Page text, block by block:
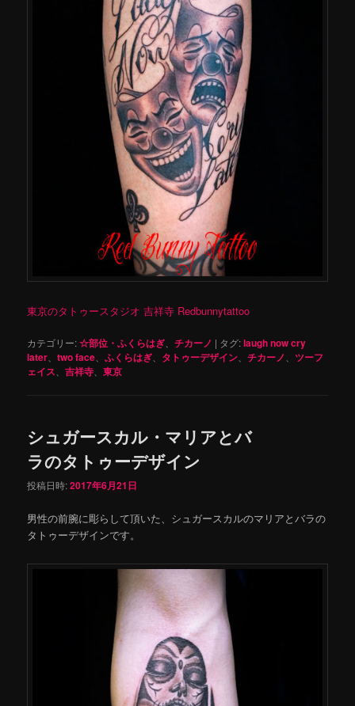
東京のタトゥースタジオ 吉祥寺 Redbunnytattoo
カテゴリー:☆部位・ふくらはぎ 、チカーノ | タグ:laugh now cry
later 、two face 、ふくらはぎ タトゥーデザイン 、チカーノ 、ツーフ
ェイス 、吉祥寺 、東京
シュガースカル・マリアとバ
ラのタトゥーデザイン
投稿日時:2017年6月21日
男性の前腕に彫らして頂いた、シュガースカルのマリアとバラの
タトゥーデザインです。